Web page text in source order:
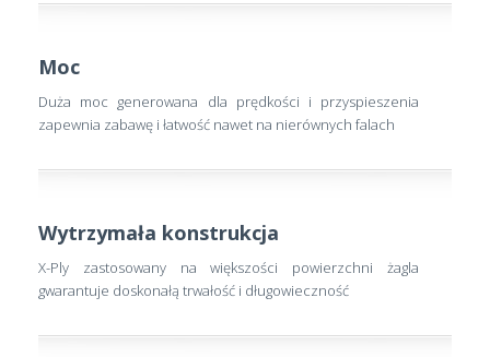
Moc
Duża moc generowana dla prędkości i przyspieszenia
zapewnia zabawę i łatwość nawet na nierównych falach
Wytrzymała konstrukcja
X-Ply zastosowany na większości powierzchni żagla
gwarantuje doskonałą trwałość i długowieczność